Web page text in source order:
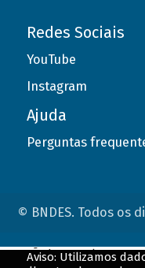
Redes Sociais
YouTube
Instagram
Ajuda
Perguntas
© BNDES. Todos os
Aviso: Utilizamos
ConteÃºdo complementar